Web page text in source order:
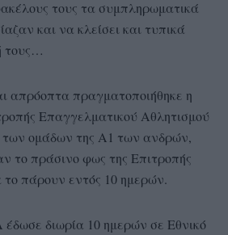
τους τα συμπληρωματικά
και να κλείσει και τυπικά
τους…
απρόοπτα πραγματοποιήθηκε η
Επαγγελματικού Αθλητισμού
των ομάδων της Α1 των ανδρών,
το πράσινο φως της Επιτροπής
πάρουν εντός 10 ημερών.
διωρία 10 ημερών σε Εθνικό